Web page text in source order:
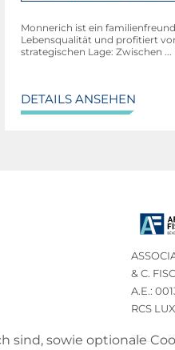
Monnerich ist ein
Lebensqualität und profitiert
strategischen Lage: Zwischen ...
DETAILS ANSEHEN
& C.
A.E.:
RCS
TEL.:
sind, sowie optionale